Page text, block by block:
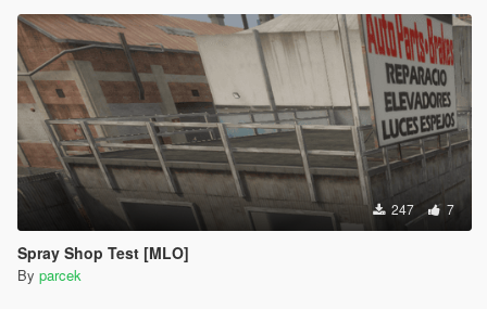
247 7
Spray Shop Test [MLO]
By parcek